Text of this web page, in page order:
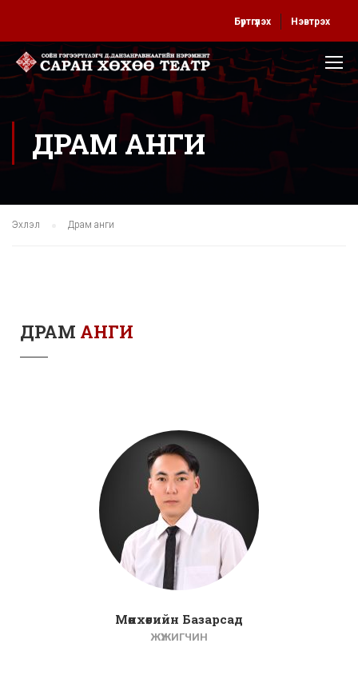
Бүртгүүлэх Нэвтрэх
ДРАМ АНГИ
Эхлэл Драм анги
ДРАМ АНГИ
Мөнхөөгийн Базарсад
ЖҮЖИГЧИН